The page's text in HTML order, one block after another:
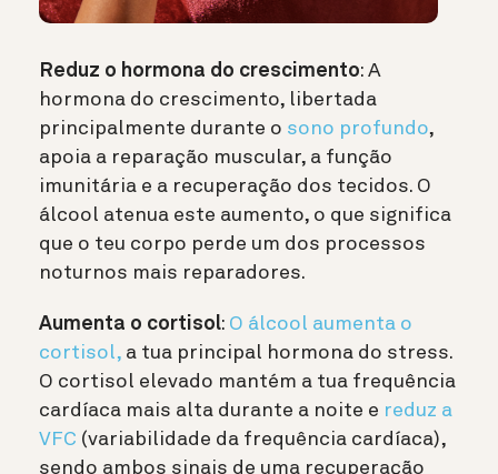
Reduz o hormona do crescimento: A
hormona do crescimento, libertada
principalmente durante o sono profundo,
apoia a reparação muscular, a função
imunitária e a recuperação dos tecidos. O
álcool atenua este aumento, o que significa
que o teu corpo perde um dos processos
noturnos mais reparadores.
Aumenta o cortisol: O álcool aumenta o
cortisol, a tua principal hormona do stress.
O cortisol elevado mantém a tua frequência
cardíaca mais alta durante a noite e reduz a
VFC (variabilidade da frequência cardíaca),
sendo ambos sinais de uma recuperação